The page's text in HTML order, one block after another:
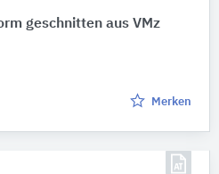
geschnitten aus VMz
Merken